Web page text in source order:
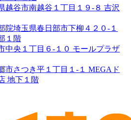
越谷市南越谷１丁目１９-８ 吉沢
院埼玉県春日部市下柳４２０-１
１階
中央１丁目６-１０ モールプラザ
市さつき平１丁目１-１ MEGAド
地下１階